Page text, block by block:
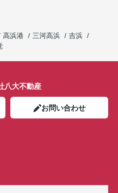
高浜港 三河高浜
吉浜
八大不動産
お問い合わせ